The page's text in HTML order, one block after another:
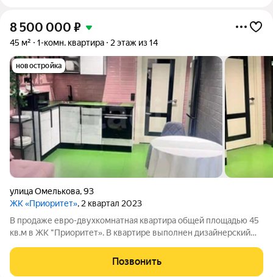
8 500 000 ₽
45 м² 1-комн. квартира 2 этаж из 14
новостройка
улица Омелькова,93
ЖК «Приоритет», 2 квартал 2023
В продаже евро-двухкомнатная квартира общей площадью 45
кв.м в ЖК "Приоритет». В квартире выполнен дизайнерский
большая и удачная планировка с выделенной гардеробной.
Окна выходят во двор, в
Позвонить